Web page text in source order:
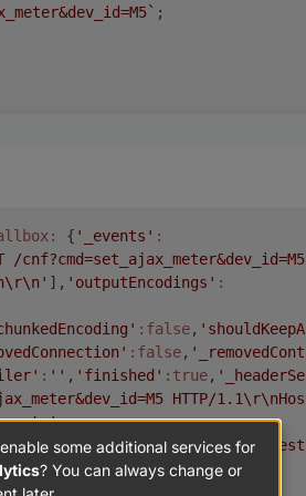
500}';
;
{ '_events' :
/cnf?cmd=set_ajax_meter&dev_id=M5
], 'outputEncodings' :
:false,
:false,
: '' , 'finished' :true,
HTTP/
:
,'options':{'path' :null},
,'_handle' :
some additional services for
? You can always change or